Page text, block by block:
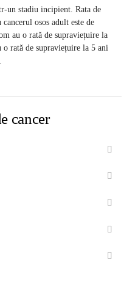
un stadiu incipient. Rata de
osos adult este de
au o rată de supraviețuire la
rată de supraviețuire la 5 ani
cancer